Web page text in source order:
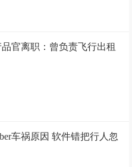
官离职：曾负责飞行出租
车祸原因 软件错把行人忽